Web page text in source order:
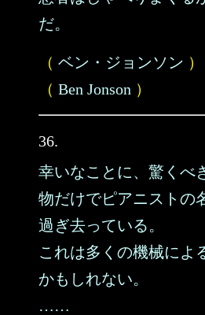
だ。
（ ベン・ジョンソン ）
（ Ben Jonson ）
36.
幸いなことに、驚くべ
物だけでピアニストの
過ぎ去っている。
これは多くの機械によ
かもしれない。
……